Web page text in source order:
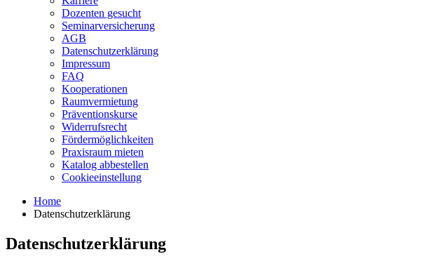
Dozenten gesucht
Seminarversicherung
AGB
Datenschutzerklärung
Impressum
FAQ
Kooperationen
Raumvermietung
Präventionskurse
Widerrufsrecht
Fördermöglichkeiten
Praxisraum mieten
Katalog abbestellen
Cookieeinstellung
Home
Datenschutzerklärung
Datenschutzerklärung